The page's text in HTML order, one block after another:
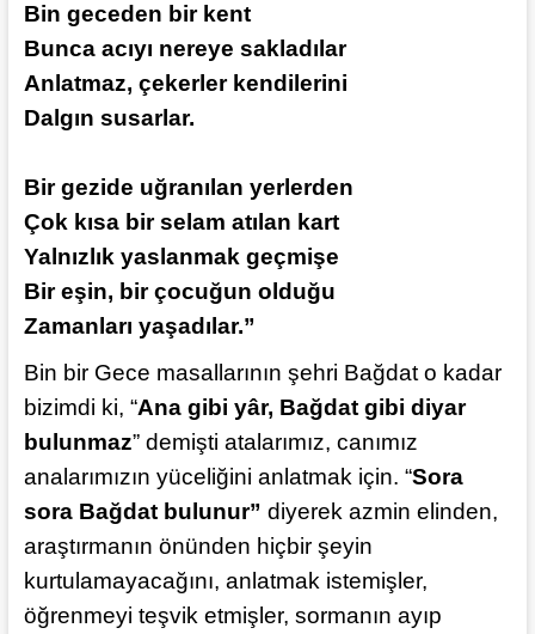
Bin geceden bir kent
Bunca acıyı nereye sakladılar
Anlatmaz, çekerler kendilerini
Dalgın susarlar.
Bir gezide uğranılan yerlerden
Çok kısa bir selam atılan kart
Yalnızlık yaslanmak geçmişe
Bir eşin, bir çocuğun olduğu
Zamanları yaşadılar.”
Bin bir Gece masallarının şehri Bağdat o kadar
bizimdi ki, “Ana gibi yâr, Bağdat gibi diyar
bulunmaz” demişti atalarımız, canımız
analarımızın yüceliğini anlatmak için. “Sora
sora Bağdat bulunur” diyerek azmin elinden,
araştırmanın önünden hiçbir şeyin
kurtulamayacağını, anlatmak istemişler,
öğrenmeyi teşvik etmişler, sormanın ayıp